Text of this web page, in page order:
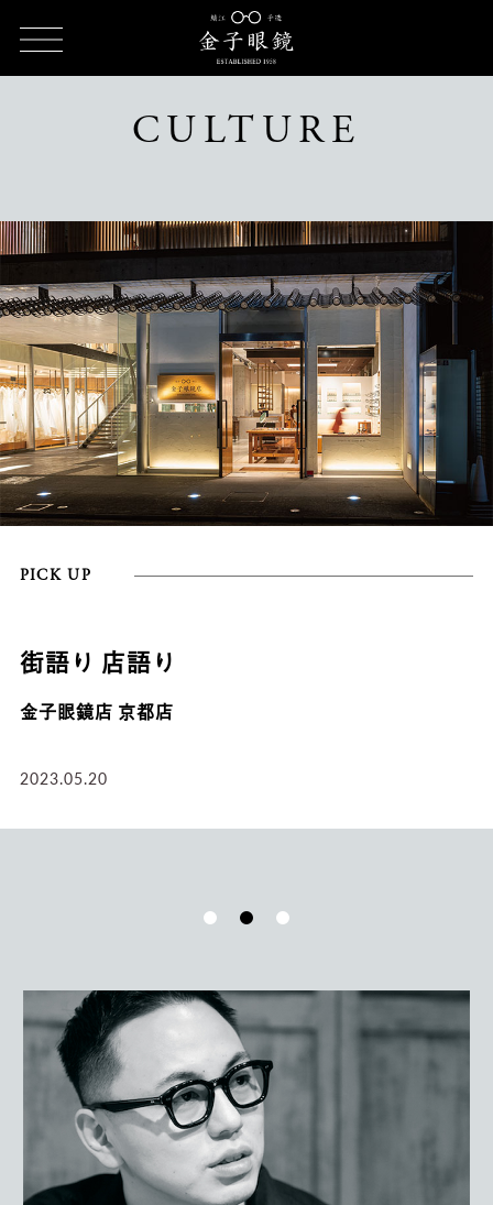
CULTURE（カルチャー）
CULTURE
PICK UP
街語り 店語り
金子眼鏡店 京都店
2023.05.20